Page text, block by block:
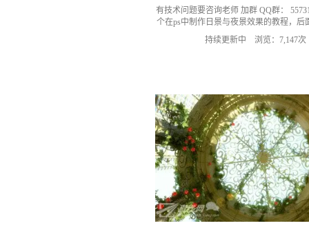
有技术问题要咨询老师 加群 QQ群：
个在ps中制作日景与夜景效果的教程，后
更新新的教程
持续更新中 浏览：7,147次